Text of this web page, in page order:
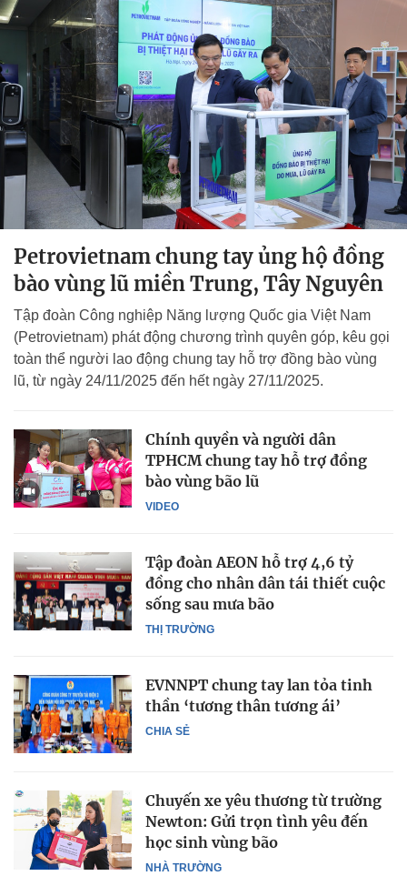
Petrovietnam chung tay ủng hộ đồng
bào vùng lũ miền Trung, Tây Nguyên
Tập đoàn Công nghiệp Năng lượng Quốc gia Việt Nam
(Petrovietnam) phát động chương trình quyên góp, kêu gọi
toàn thể người lao động chung tay hỗ trợ đồng bào vùng
lũ, từ ngày 24/11/2025 đến hết ngày 27/11/2025.
VIDEO
Chính quyền và người dân
TPHCM chung tay hỗ trợ đồng
bào vùng bão lũ
THỊ TRƯỜNG
Tập đoàn AEON hỗ trợ 4,6 tỷ
đồng cho nhân dân tái thiết cuộc
sống sau mưa bão
CHIA SẺ
EVNNPT chung tay lan tỏa tinh
thần ‘tương thân tương ái’
NHÀ TRƯỜNG
Chuyến xe yêu thương từ trường
Newton: Gửi trọn tình yêu đến
học sinh vùng bão